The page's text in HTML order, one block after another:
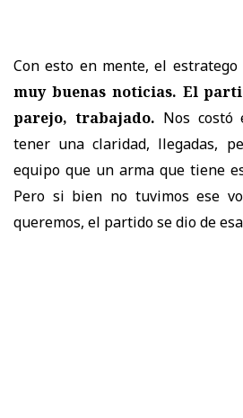
Con esto en mente, el
muy buenas noticias. El
parejo, trabajado. Nos
tener una claridad, llegadas,
equipo que un arma que tiene
Pero si bien no tuvimos ese
queremos, el partido se dio de